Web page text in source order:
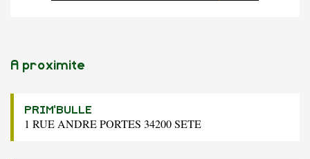
A proximite
PRIM'BULLE
1 RUE ANDRE PORTES 34200 SETE